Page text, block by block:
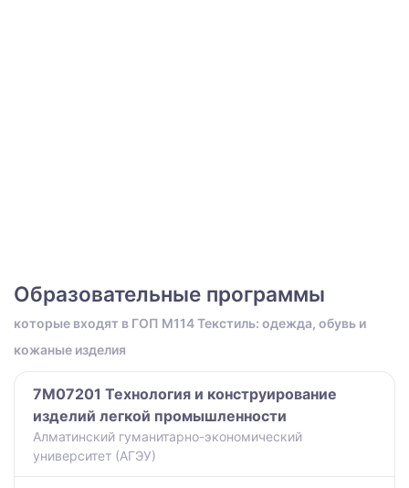
Образовательные программы
которые входят в ГОП M114 Текстиль: одежда, обувь и
кожаные изделия
7M07201 Технология и конструирование
изделий легкой промышленности
Алматинский гуманитарно-экономический
университет (АГЭУ)